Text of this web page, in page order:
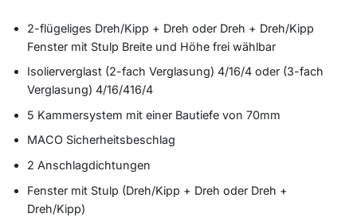
2-flügeliges Dreh/Kipp + Dreh oder Dreh + Dreh/Kipp
Fenster mit Stulp Breite und Höhe frei wählbar
Isolierverglast (2-fach Verglasung) 4/16/4 oder (3-fach
Verglasung) 4/16/416/4
5 Kammersystem mit einer Bautiefe von 70mm
MACO Sicherheitsbeschlag
2 Anschlagdichtungen
Fenster mit Stulp (Dreh/Kipp + Dreh oder Dreh +
Dreh/Kipp)